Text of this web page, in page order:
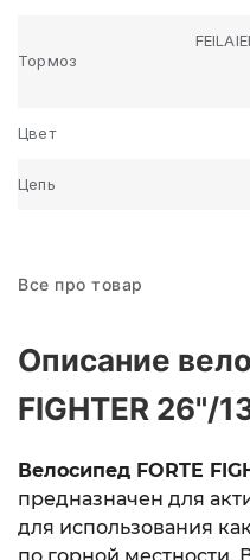
Тормоз
Цвет
Цепь
Все про товар
Описание
FIGHTER 26"/
Велосипед FORTE
предназначен для
для использования
по горной местности.